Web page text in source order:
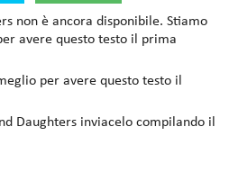
non è ancora disponibile. Stiamo
avere questo testo il prima
per avere questo testo il
Daughters inviacelo compilando il